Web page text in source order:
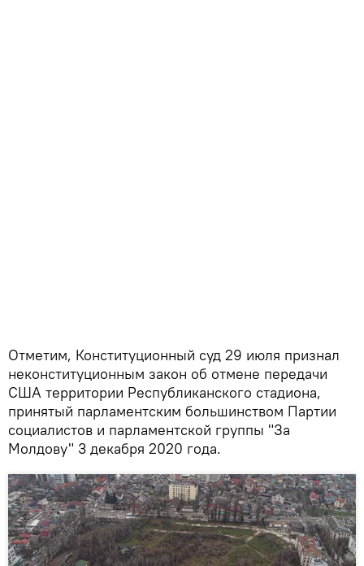
Отметим, Конституционный суд 29 июля признал
неконституционным закон об отмене передачи
США территории Республиканского стадиона,
принятый парламентским большинством Партии
социалистов и парламентской группы "За
Молдову" 3 декабря 2020 года.